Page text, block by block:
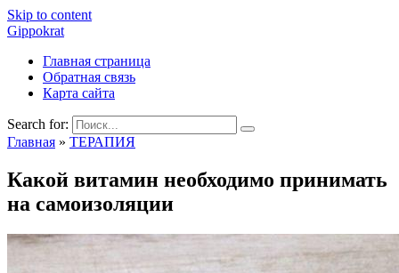
Skip to content
Gippokrat
Главная страница
Обратная связь
Карта сайта
Search for:
Главная » ТЕРАПИЯ
Какой витамин необходимо принимать
на самоизоляции